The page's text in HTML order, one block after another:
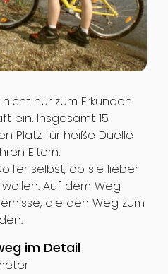
nur zum Erkunden
ein. Insgesamt 15
Platz für heiße Duelle
Eltern.
selbst, ob sie lieber
wollen. Auf dem Weg
die den Weg zum
im Detail